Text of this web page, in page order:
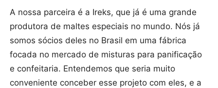
A nossa parceira é a Ireks, que já é uma grande
produtora de maltes especiais no mundo. Nós já
somos sócios deles no Brasil em uma fábrica
focada no mercado de misturas para panificação
e confeitaria. Entendemos que seria muito
conveniente conceber esse projeto com eles, e a